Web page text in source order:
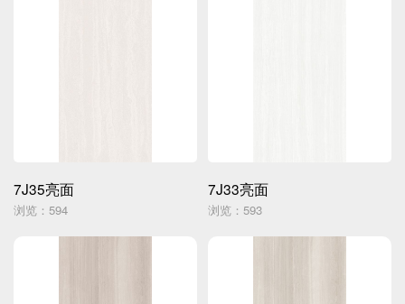
7J35亮面
浏览：594
7J33亮面
浏览：593